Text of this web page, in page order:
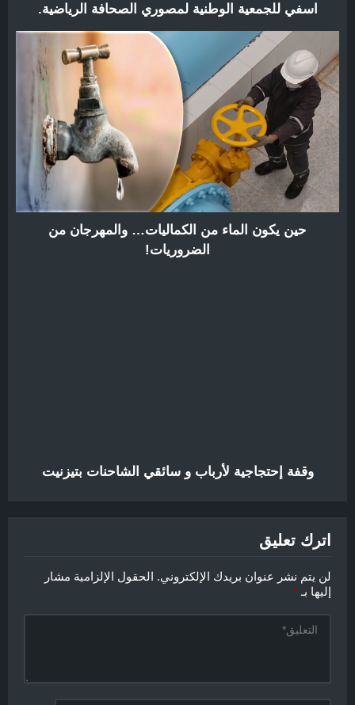
اسفي للجمعية الوطنية لمصوري الصحافة الرياضية.
حين يكون الماء من الكماليات… والمهرجان من
الضروريات!
وقفة إحتجاجية لأرباب و سائقي الشاحنات بتيزنيت
اترك تعليق
لن يتم نشر عنوان بريدك الإلكتروني. الحقول الإلزامية مشار
إليها بـ *